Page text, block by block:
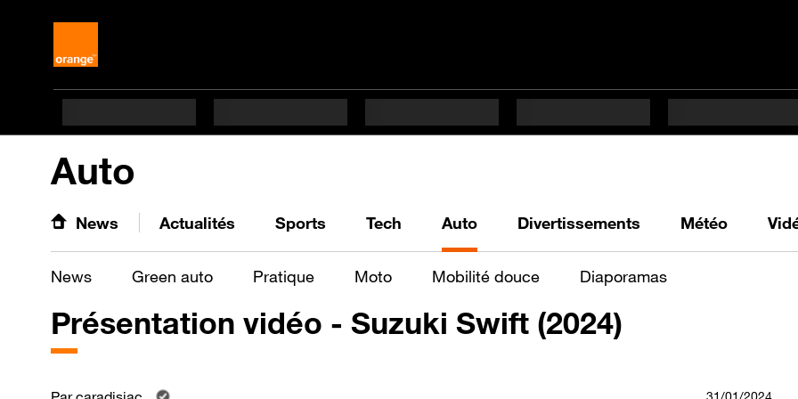
Auto
News Actualités Sports Tech Auto Divertissements Météo
News Green auto Pratique Moto Mobilité douce Diaporamas
Présentation vidéo - Suzuki Swift (2024)
31/01/2024